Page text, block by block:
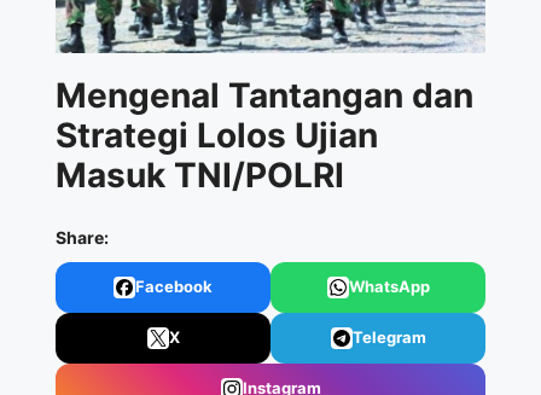
Mengenal Tantangan dan
Strategi Lolos Ujian
Masuk TNI/POLRI
Share:
Facebook WhatsApp
X Telegram
Instagram